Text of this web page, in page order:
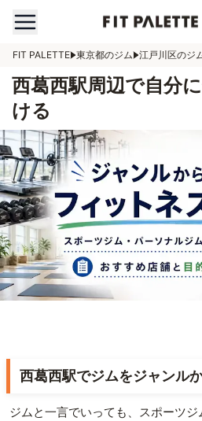
FIT PALETTE 東京都のジム 江戸川区のジ
西葛西駅周辺で自分
ける
西葛西駅でジムをジャンル
ジムと一言でいっても、スポーツ